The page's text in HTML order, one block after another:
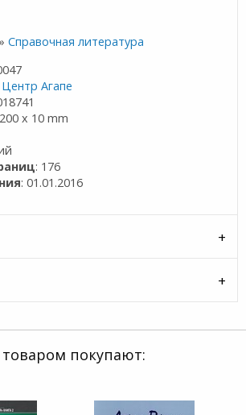
»Справочная литература
Центр Агапе
x 10 mm
: 176
: 01.01.2016
покупают: